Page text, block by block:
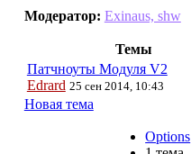
Модератор: Exinaus, shw
Темы
Патчноуты Модуля V2
Edrard 25 сен 2014, 10:43
Новая тема
Options